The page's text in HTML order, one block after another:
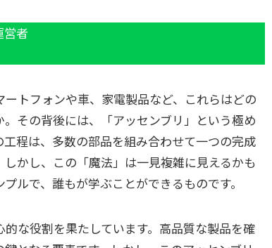
者
トフォンや車、家電製品など、これらはどの
その背後には、「アッセンブリ」という極め
程は、多数の部品を組み合わせて一つの完成
かし、この「魔法」は一見複雑に見えるかも
ルで、誰もが学ぶことができるものです。
な役割を果たしています。高品質な製品を確